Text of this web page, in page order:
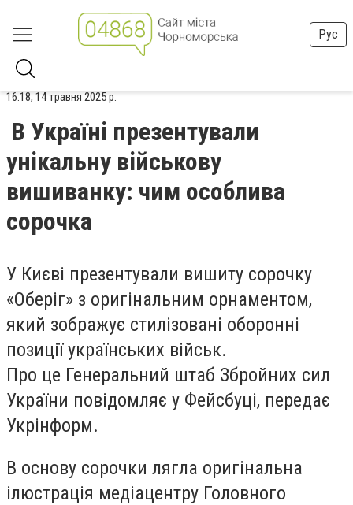
Рус
16:18, 14 травня 2025 р.
В Україні презентували
унікальну військову
вишиванку: чим особлива
сорочка
У Києві презентували вишиту сорочку
«Оберіг» з оригінальним орнаментом,
який зображує стилізовані оборонні
позиції українських військ.
Про це Генеральний штаб Збройних сил
України повідомляє у Фейсбуці, передає
Укрінформ.
В основу сорочки лягла оригінальна
ілюстрація медіацентру Головного